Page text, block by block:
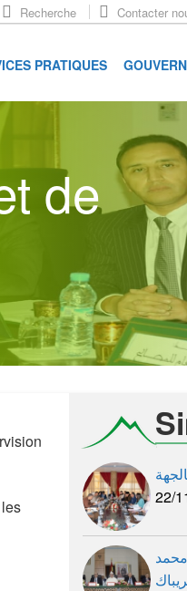
Recherche Contacter
PRATIQUES
de
22/